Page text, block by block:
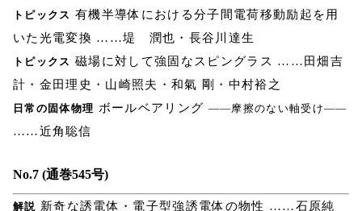
トピックス 有機半導体における分子間電荷移動励起を用
いた光電変換 ……堤 潤也・長谷川達生
トピックス 磁場に対して強固なスピングラス ……田畑吉
計・金田理史・山崎照夫・和氣 剛・中村裕之
日常の固体物理 ボールベアリング ――摩擦のない軸受け――
……近角聡信
No.7 (通巻545号)
解説 新奇な誘電体・電子型強誘電体の物性 ……石原純